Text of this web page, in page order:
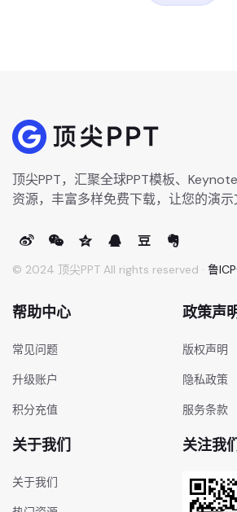
顶尖PPT，汇聚全球PPT模板、
资源，丰富多样免费下载，让您的演示
© 2024 顶尖PPT All rights reserved · 鲁
帮助中心
常见问题
升级账户
积分充值
政策声
版权声明
隐私政策
服务条款
关于我们
关于我们
关注我